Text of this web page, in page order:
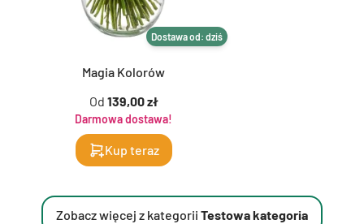
Dostawa od: dziś
Magia Kolorów
Od 139,00 zł
Darmowa dostawa!
Kup teraz
Zobacz więcej z kategorii Testowa kategoria